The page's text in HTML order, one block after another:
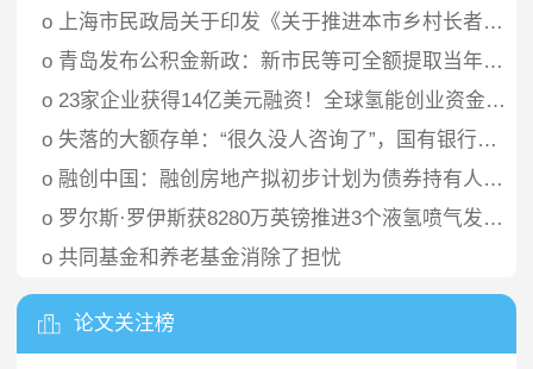
o
上海市民政局关于印发《关于推进本市乡村长者照护之家建设的工作指引》的通知
o 青岛发布公积金新政：新市民等可全额提取当年缴存的住房公积金用于支付房租
o 23家企业获得14亿美元融资！全球氢能创业资金持续激增
o 失落的大额存单：“很久没人咨询了”，国有银行大额存单利率全面进入“1”时代
o 融创中国：融创房地产拟初步计划为债券持有人提供整体债务重组方案
o 罗尔斯·罗伊斯获8280万英镑推进3个液氢喷气发动机项目
o 共同基金和养老基金消除了担忧
论文关注榜